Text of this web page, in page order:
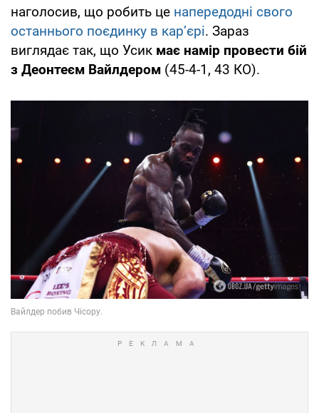
наголосив, що робить це напередодні свого
останнього поєдинку в кар’єрі. Зараз
виглядає так, що Усик має намір провести бій
з Деонтеєм Вайлдером (45-4-1, 43 КО).